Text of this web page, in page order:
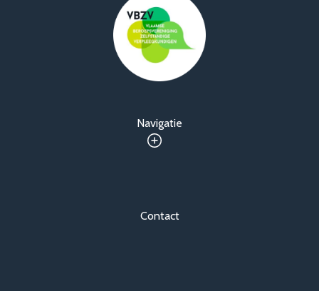
Navigatie
Contact